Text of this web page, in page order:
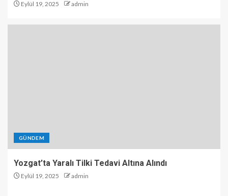
Eylül 19, 2025 admin
GÜNDEM
Yozgat’ta Yaralı Tilki Tedavi Altına Alındı
Eylül 19, 2025 admin